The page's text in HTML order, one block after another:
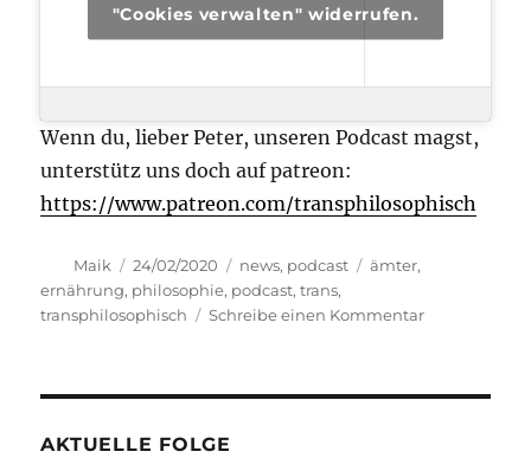
"Cookies verwalten" widerrufen.
Wenn du, lieber Peter, unseren Podcast magst,
unterstütz uns doch auf patreon:
https://www.patreon.com/transphilosophisch
Autor
Maik
Veröffentlicht
am
24/02/2020 Kategorien
news, podcast Schlagwörter
ämter,
ernährung, philosophie, podcast,trans,
transphilosophisch
Schreibe einen Kommentarzu
AKTUELLE FOLGE